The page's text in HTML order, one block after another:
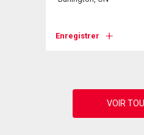
Enregistrer